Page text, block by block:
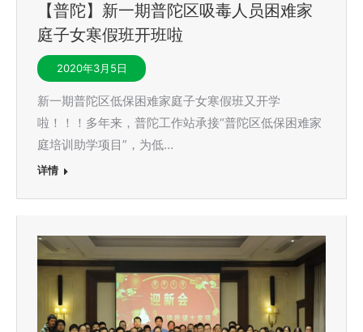
【普陀】新一期普陀区吸毒人员困难家
庭子女寒假班开班啦
2020年3月5日
新一期普陀区低保困难家庭子女寒假班又开学
啦！！！多年来，普陀工作站承接“普陀区低保困难家
庭培训助学项目”，为低…
详情